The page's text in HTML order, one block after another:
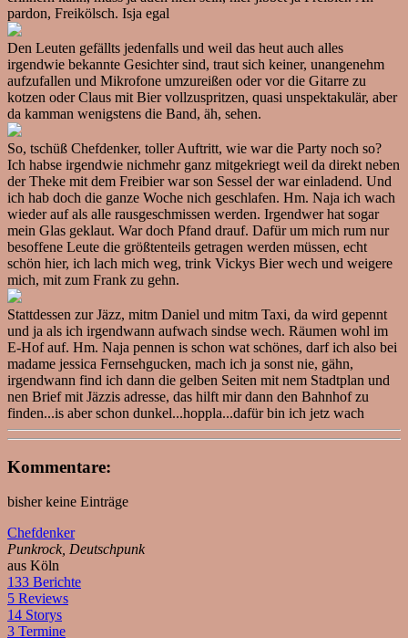
pardon, Freikölsch. Isja egal
Den Leuten gefällts jedenfalls und weil das heut auch alles
irgendwie bekannte Gesichter sind, traut sich keiner, unangenehm
aufzufallen und Mikrofone umzureißen oder vor die Gitarre zu
kotzen oder Claus mit Bier vollzuspritzen, quasi unspektakulär, aber
da kamman wenigstens die Band, äh, sehen.
So, tschüß Chefdenker, toller Auftritt, wie war die Party noch so?
Ich habse irgendwie nichmehr ganz mitgekriegt weil da direkt neben
der Theke mit dem Freibier war son Sessel der war einladend. Und
ich hab doch die ganze Woche nich geschlafen. Hm. Naja ich wach
wieder auf als alle rausgeschmissen werden. Irgendwer hat sogar
mein Glas geklaut. War doch Pfand drauf. Dafür um mich rum nur
besoffene Leute die größtenteils getragen werden müssen, echt
schön hier, ich lach mich weg, trink Vickys Bier wech und weigere
mich, mit zum Frank zu gehn.
Stattdessen zur Jäzz, mitm Daniel und mitm Taxi, da wird gepennt
und ja als ich irgendwann aufwach sindse wech. Räumen wohl im
E-Hof auf. Hm. Naja pennen is schon wat schönes, darf ich also bei
madame jessica Fernsehgucken, mach ich ja sonst nie, gähn,
irgendwann find ich dann die gelben Seiten mit nem Stadtplan und
nen Brief mit Jäzzis adresse, das hilft mir dann den Bahnhof zu
finden...is aber schon dunkel...hoppla...dafür bin ich jetz wach
Kommentare:
bisher keine Einträge
Chefdenker
Punkrock, Deutschpunk
aus Köln
133 Berichte
5 Reviews
14 Storys
3 Termine